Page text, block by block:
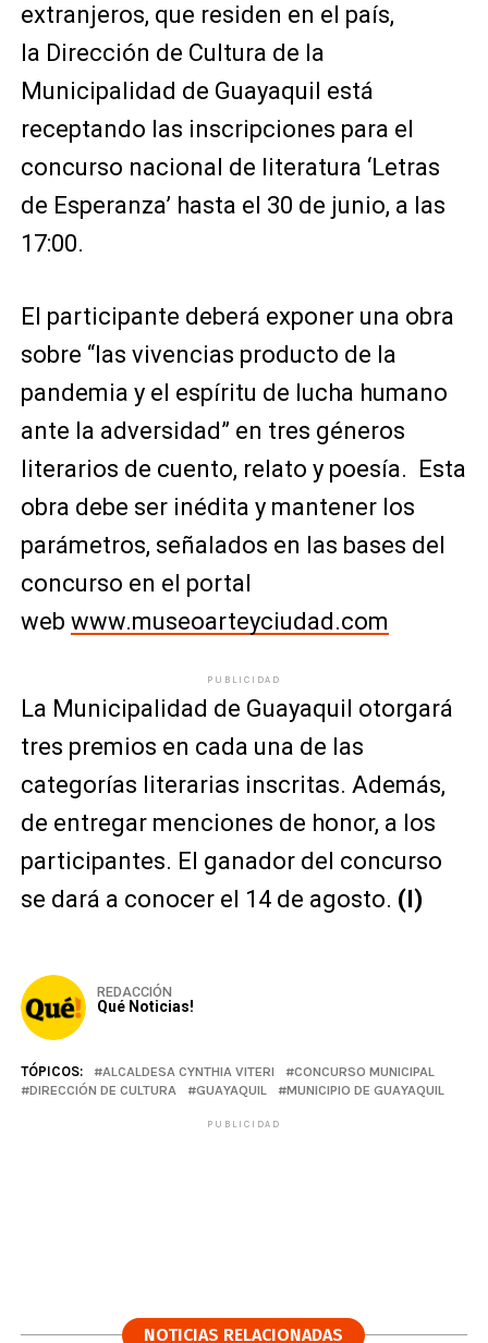
extranjeros, que residen en el país,
la Dirección de Cultura de la
Municipalidad de Guayaquil está
receptando las inscripciones para el
concurso nacional de literatura ‘Letras
de Esperanza’ hasta el 30 de junio, a las
17:00.
El participante deberá exponer una obra
sobre “las vivencias producto de la
pandemia y el espíritu de lucha humano
ante la adversidad” en tres géneros
literarios de cuento, relato y poesía. Esta
obra debe ser inédita y mantener los
parámetros, señalados en las bases del
concurso en el portal
web www.museoarteyciudad.com
PUBLICIDAD
La Municipalidad de Guayaquil otorgará
tres premios en cada una de las
categorías literarias inscritas. Además,
de entregar menciones de honor, a los
participantes. El ganador del concurso
se dará a conocer el 14 de agosto. (I)
REDACCIÓN
Qué Noticias!
TÓPICOS: ALCALDESA CYNTHIA VITERI
CONCURSO MUNICIPAL
DIRECCIÓN DE CULTURA
GUAYAQUIL MUNICIPIO DE GUAYAQUIL
PUBLICIDAD
NOTICIAS RELACIONADAS